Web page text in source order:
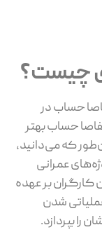
چیست؟
حساب در
حساب بهتر
که می‌دانید،
عمرانی
کارگران بر عهده
شدن
را بپردازد.